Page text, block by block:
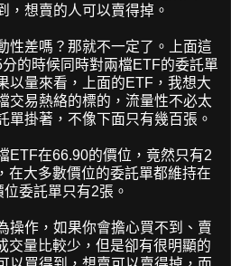
，想賣的人可以賣得掉。
性差嗎？那就不一定了。上面這
的時候同時對兩檔ETF的委託單
以量來看，上面的ETF，我想大
交易熱絡的標的，流量性不必太
單掛著，不像下面只有幾百張。
ETF在66.90的價位，竟然只有2
在大多數價位的委託單都維持在
委託單只有2張。
操作，如果你會擔心買不到、賣
交量比較少，但是卻有很明顯的